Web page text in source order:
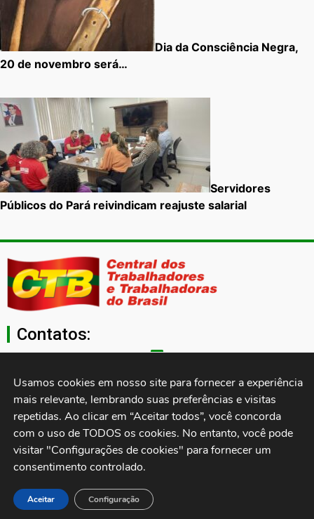
Dia da Consciência Negra,
20 de novembro será…
Servidores
Públicos do Pará reivindicam reajuste salarial
Contatos:
11 3874-0040
Rua Cardoso de Almeida, 1843, Sumaré São Paulo - SP -
Brasil CEP: 01251-001
Desenvolvido por:
Usamos cookies em nosso site para fornecer a experiência
mais relevante, lembrando suas preferências e visitas
repetidas. Ao clicar em “Aceitar todos”, você concorda
com o uso de TODOS os cookies. No entanto, você pode
visitar "Configurações de cookies" para fornecer um
consentimento controlado.
Aceitar Configuração